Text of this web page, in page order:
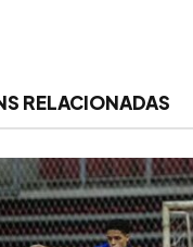
RELACIONADAS